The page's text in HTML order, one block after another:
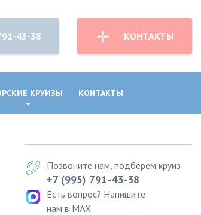
43-38 КОНТАКТЫ
КРУИЗЫ КОНТАКТЫ
Позвоните нам, подберем круиз
+7 (995) 791-43-38
Есть вопрос? Напишите
нам в MAX